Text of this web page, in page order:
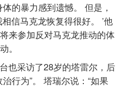
的暴力感到遗憾。 但是，
信马克龙恢复得很好。 ’他
来参加反对马克龙推动的体
。
也采访了28岁的塔雷尔，后
行为”。 塔瑞尔说：“如果